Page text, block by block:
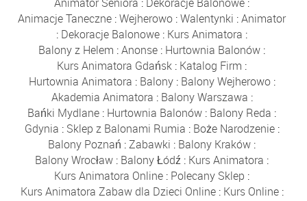
Animacje Taneczne :Wejherowo :Walentynki :Animator
: Dekoracje Balonowe : Kurs Animatora :
Balony z Helem :Anonse : Hurtownia Balonów :
Kurs Animatora Gdańsk : Katalog Firm :
Hurtownia Animatora : Balony: Balony Wejherowo:
Akademia Animatora : Balony Warszawa :
Bańki Mydlane : Hurtownia Balonów : Balony Reda :
Gdynia : Sklep z Balonami Rumia : Boże Narodzenie:
Balony Poznań :Zabawki : Balony Kraków :
Balony Wrocław : Balony Łódź : Kurs Animatora :
Kurs Animatora Online : Polecany Sklep :
Kurs Animatora Zabaw dla Dzieci Online: Kurs Online: